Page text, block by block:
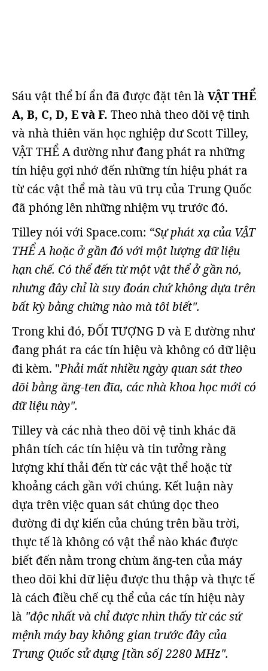
Sáu vật thể bí ẩn đã được đặt tên là VẬT THỂ
A, B, C, D, E và F. Theo nhà theo dõi vệ tinh
và nhà thiên văn học nghiệp dư Scott Tilley,
VẬT THỂ A dường như đang phát ra những
tín hiệu gợi nhớ đến những tín hiệu phát ra
từ các vật thể mà tàu vũ trụ của Trung Quốc
đã phóng lên những nhiệm vụ trước đó.
Tilley nói với Space.com: “Sự phát xạ của VẬT
THỂ A hoặc ở gần đó với một lượng dữ liệu
hạn chế. Có thể đến từ một vật thể ở gần nó,
nhưng đây chỉ là suy đoán chứ không dựa trên
bất kỳ bằng chứng nào mà tôi biết".
Trong khi đó, ĐỐI TƯỢNG D và E dường như
đang phát ra các tín hiệu và không có dữ liệu
đi kèm. "Phải mất nhiều ngày quan sát theo
dõi bằng ăng-ten đĩa, các nhà khoa học mới có
dữ liệu này".
Tilley và các nhà theo dõi vệ tinh khác đã
phân tích các tín hiệu và tin tưởng rằng
lượng khí thải đến từ các vật thể hoặc từ
khoảng cách gần với chúng. Kết luận này
dựa trên việc quan sát chúng dọc theo
đường đi dự kiến của chúng trên bầu trời,
thực tế là không có vật thể nào khác được
biết đến nằm trong chùm ăng-ten của máy
theo dõi khi dữ liệu được thu thập và thực tế
là cách điều chế cụ thể của các tín hiệu này
là "độc nhất và chỉ được nhìn thấy từ các sứ
mệnh máy bay không gian trước đây của
Trung Quốc sử dụng [tần số] 2280 MHz".